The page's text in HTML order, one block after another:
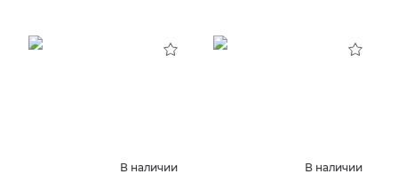
PERONDA
XLIGHT XTONE URBATEK
РАКОВИНЫ
В наличии В наличии